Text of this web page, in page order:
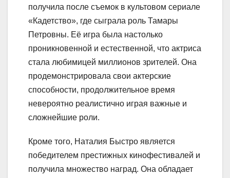
получила после съемок в культовом сериале
«Кадетство», где сыграла роль Тамары
Петровны. Её игра была настолько
проникновенной и естественной, что актриса
стала любимицей миллионов зрителей. Она
продемонстрировала свои актерские
способности, продолжительное время
невероятно реалистично играя важные и
сложнейшие роли.
Кроме того, Наталия Быстро является
победителем престижных кинофестивалей и
получила множество наград. Она обладает